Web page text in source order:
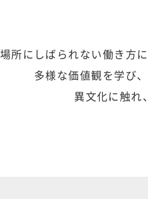
場所にしばられない働き方
多様な価値観を学び
異文化に触れ